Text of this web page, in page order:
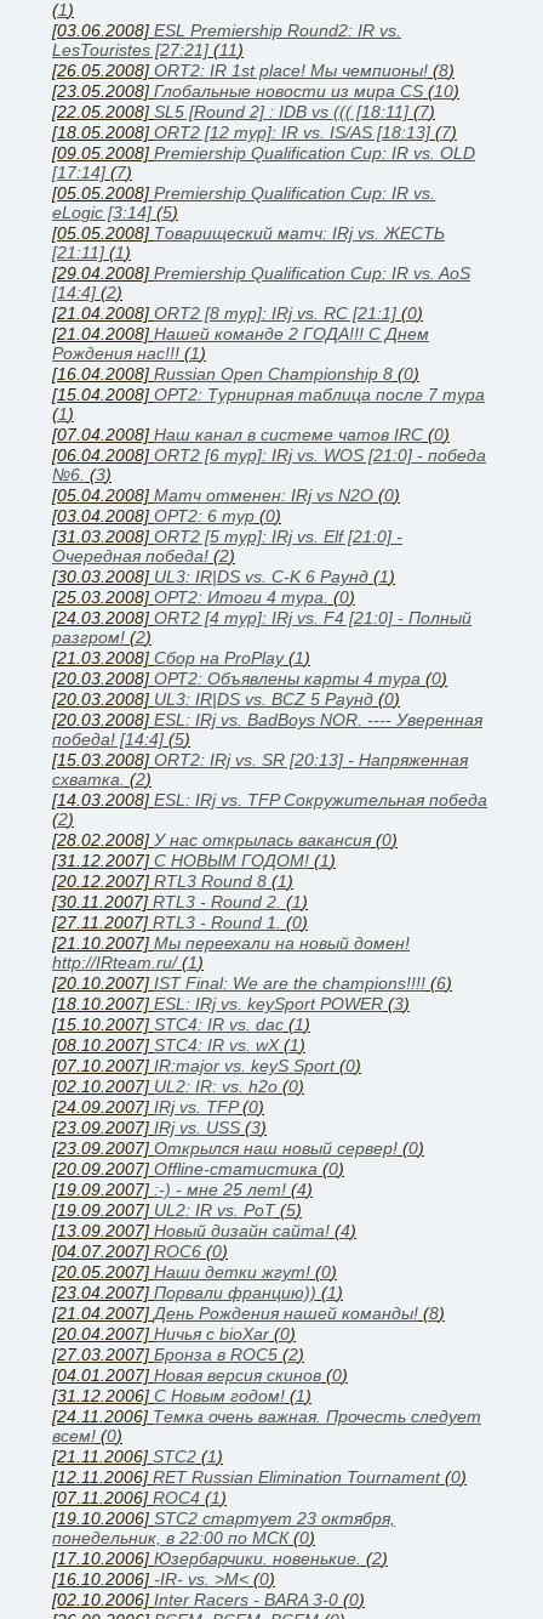
(1)
[03.06.2008] ESL Premiership Round2: IR vs.
LesTouristes [27:21] (11)
[26.05.2008] ORT2: IR 1st place! Мы чемпионы! (8)
[23.05.2008] Глобальные новости из мира CS (10)
[22.05.2008] SL5 [Round 2] : IDB vs ((( [18:11] (7)
[18.05.2008] ORT2 [12 тур]: IR vs. IS/AS [18:13] (7)
[09.05.2008] Premiership Qualification Cup: IR vs. OLD
[17:14] (7)
[05.05.2008] Premiership Qualification Cup: IR vs.
eLogic [3:14] (5)
[05.05.2008] Товарищеский матч: IRj vs. ЖЕСТЬ
[21:11] (1)
[29.04.2008] Premiership Qualification Cup: IR vs. AoS
[14:4] (2)
[21.04.2008] ORT2 [8 тур]: IRj vs. RC [21:1] (0)
[21.04.2008] Нашей команде 2 ГОДА!!! С Днем
Рождения нас!!! (1)
[16.04.2008] Russian Open Championship 8 (0)
[15.04.2008] ОРТ2: Турнирная таблица после 7 тура
(1)
[07.04.2008] Наш канал в системе чатов IRC (0)
[06.04.2008] ORT2 [6 тур]: IRj vs. WOS [21:0] - победа
№6. (3)
[05.04.2008] Матч отменен: IRj vs N2O (0)
[03.04.2008] ОРТ2: 6 тур (0)
[31.03.2008] ORT2 [5 тур]: IRj vs. Elf [21:0] -
Очередная победа! (2)
[30.03.2008] UL3: IR|DS vs. C-K 6 Раунд (1)
[25.03.2008] ОРТ2: Итоги 4 тура. (0)
[24.03.2008] ORT2 [4 тур]: IRj vs. F4 [21:0] - Полный
разгром! (2)
[21.03.2008] Сбор на ProPlay(1)
[20.03.2008] ОРТ2: Объявлены карты 4 тура (0)
[20.03.2008] UL3: IR|DS vs. BCZ 5 Раунд (0)
[20.03.2008] ESL: IRj vs. BadBoys NOR. ---- Уверенная
победа! [14:4] (5)
[15.03.2008] ORT2: IRj vs. SR [20:13] - Напряженная
схватка. (2)
[14.03.2008] ESL: IRj vs. TFP Сокружительная победа
(2)
[28.02.2008] У нас открылась вакансия (0)
[31.12.2007] С НОВЫМ ГОДОМ! (1)
[20.12.2007] RTL3 Round 8 (1)
[30.11.2007] RTL3 - Round 2. (1)
[27.11.2007] RTL3 - Round 1. (0)
[21.10.2007] Мы переехали на новый домен!
http://IRteam.ru/(1)
[20.10.2007] IST Final: We are the champions!!!! (6)
[18.10.2007] ESL: IRj vs. keySport POWER (3)
[15.10.2007] STC4: IR vs. dac (1)
[08.10.2007] STC4: IR vs. wX(1)
[07.10.2007] IR:major vs. keyS Sport(0)
[02.10.2007] UL2: IR: vs. h2o (0)
[24.09.2007] IRj vs. TFP(0)
[23.09.2007] IRj vs. USS (3)
[23.09.2007] Открылся наш новый сервер! (0)
[20.09.2007] Offline-статистика (0)
[19.09.2007] :-) - мне 25 лет! (4)
[19.09.2007] UL2: IR vs. PoT(5)
[13.09.2007] Новый дизайн сайта! (4)
[04.07.2007] ROC6 (0)
[20.05.2007] Наши детки жгут! (0)
[23.04.2007] Порвали францию)) (1)
[21.04.2007] День Рождения нашей команды! (8)
[20.04.2007] Ничья с bioXar (0)
[27.03.2007] Бронза в ROC5 (2)
[04.01.2007] Новая версия скинов (0)
[31.12.2006] C Новым годом! (1)
[24.11.2006] Темка очень важная. Прочесть следует
всем! (0)
[21.11.2006] STC2 (1)
[12.11.2006] RET Russian Elimination Tournament(0)
[07.11.2006] ROC4 (1)
[19.10.2006] STC2 стартует 23 октября,
понедельник, в 22:00 по МСК(0)
[17.10.2006] Юзербарчики. новенькие. (2)
[16.10.2006] -IR- vs. >M< (0)
[02.10.2006] Inter Racers - BARA 3-0 (0)